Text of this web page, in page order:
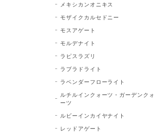
メキシカンオニキス
モザイクカルセドニー
モスアゲート
モルデナイト
ラピスラズリ
ラブラドライト
ラベンダーフローライト
ルチルインクォーツ・ガーデンクォ
ーツ
ルビーインカイヤナイト
レッドアゲート